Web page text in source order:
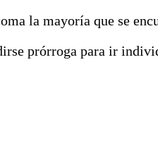
la mayoría que se
prórroga para ir